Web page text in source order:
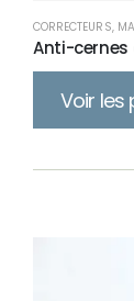
CORRECTEURS,
Anti-cernes
Voir les